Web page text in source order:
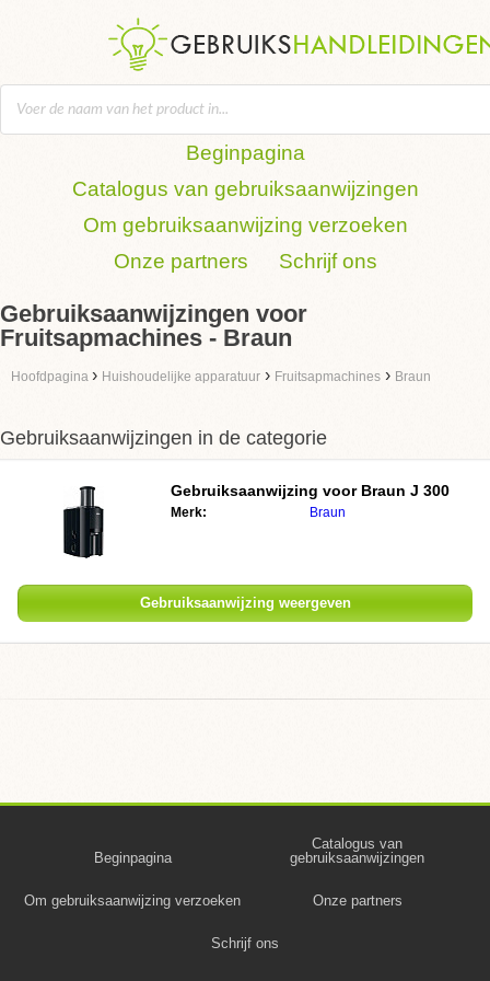
Beginpagina
Catalogus van gebruiksaanwijzingen
Om gebruiksaanwijzing verzoeken
Onze partners
Schrijf ons
Gebruiksaanwijzingen voor
Fruitsapmachines - Braun
Hoofdpagina › Huishoudelijke apparatuur › Fruitsapmachines › Braun
Gebruiksaanwijzingen in de categorie
Gebruiksaanwijzing voor Braun J 300
Merk: Braun
Gebruiksaanwijzing weergeven
Beginpagina
Catalogus van
gebruiksaanwijzingen
Om gebruiksaanwijzing verzoeken Onze partners
Schrijf ons